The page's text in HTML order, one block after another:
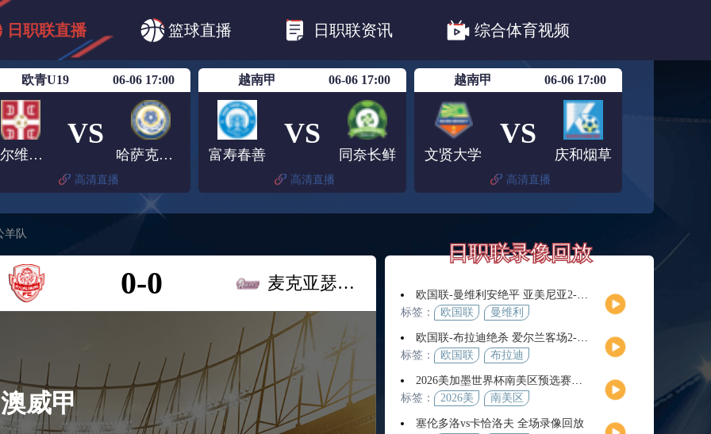
日职联直播 篮球直播 日职联资讯 综合体育视频
日职联 日职联FC东京
日职联广岛三箭
欧青U19 06-06 17:00
塞尔维亚U19
VS
哈萨克斯坦U19
高清直播
越南甲 06-06 17:00
富寿春善
VS
同奈长鲜
高清直播
越南甲 06-06 17:00
文贤大学
VS
庆和烟草
高清直播
羊队
0-0 麦克亚瑟公羊队
澳威甲
日职联录像回放
欧国联-曼维利安绝平 亚美尼亚2-2法罗群岛
标签：
欧国联
曼维利
欧国联-布拉迪绝杀 爱尔兰客场2-1逆转芬兰
标签：
欧国联 布拉迪
2026美加墨世界杯南美区预选赛第9轮全场集锦
标签：
2026美
界杯
南美区
塞伦多洛vs卡恰洛夫 全场录像回放